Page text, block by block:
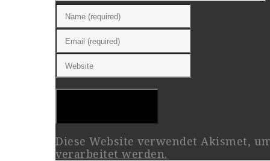
Diese Website verwendet Akismet,
verarbeitet werden.